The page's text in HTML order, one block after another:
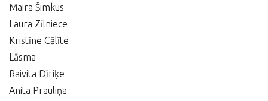
Maira Šimkus
Laura Zīlniece
Kristīne Cālīte
Lāsma
Raivita Dīriķe
Anita Prauliņa